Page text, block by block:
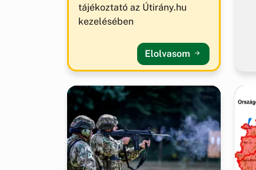
tájékoztató az Útirány.hu
kezelésében
Elolvasom